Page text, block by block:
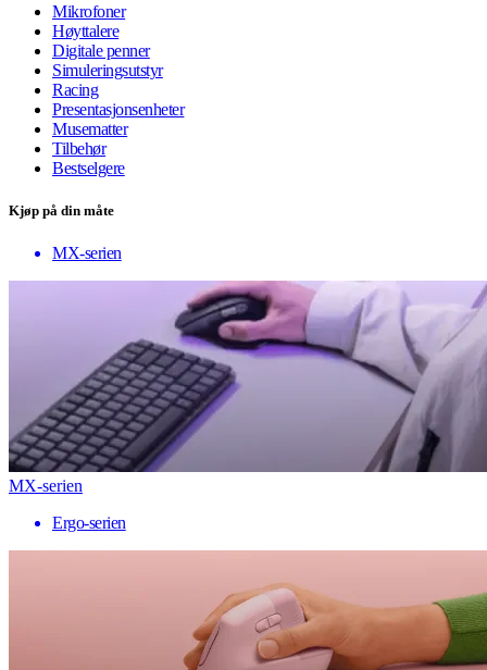
Mikrofoner
Høyttalere
Digitale penner
Simuleringsutstyr
Racing
Presentasjonsenheter
Musematter
Tilbehør
Bestselgere
Kjøp på din måte
MX-serien
MX-serien
Ergo-serien